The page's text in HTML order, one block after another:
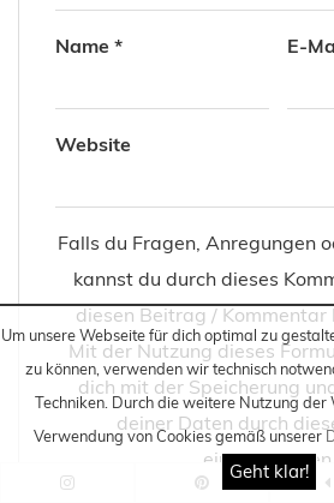
Um unsere Webseite für dich optimal zu
zu können, verwenden wir technisch
Techniken . Durch die weitere Nutzung
Verwendung von Cookies gemäß unserer
Geht klar!
Name * E-
Website
Falls du Fragen, Anregungen
kannst du durch dieses
diesen Beitrag / Kommentar
Mit der Nutzung dieses
dich mit der Speicherung
deiner Daten durch
einverstanden.
Informationen zur